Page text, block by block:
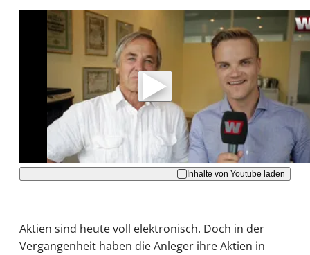
Mit der Wiedergabe dieses Videos werden
Daten an Youtube übertragen.
Hinweise dazu erhalten Sie in der Datenschutzerklärung.
Akzeptieren
Inhalte von Youtube laden
Aktien sind heute voll elektronisch. Doch in der
Vergangenheit haben die Anleger ihre Aktien in